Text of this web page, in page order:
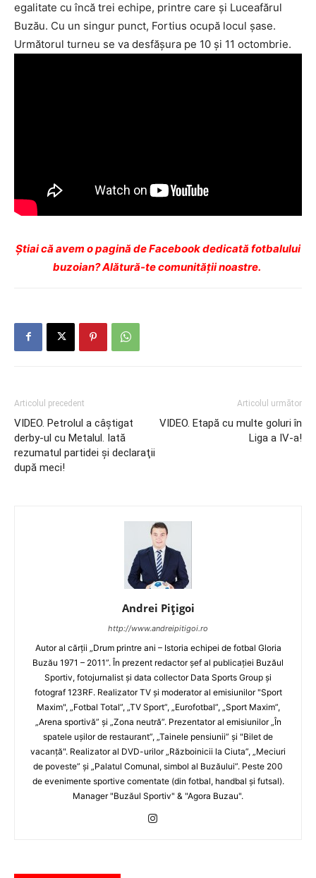
egalitate cu încă trei echipe, printre care şi Luceafărul
Buzău. Cu un singur punct, Fortius ocupă locul şase.
Următorul turneu se va desfăşura pe 10 şi 11 octombrie.
Ştiai că avem o pagină de Facebook dedicată fotbalului
buzoian? Alătură-te comunității noastre.
Articolul precedent
VIDEO. Petrolul a câştigat
derby-ul cu Metalul. Iată
rezumatul partidei şi declaraţii
după meci!
Articolul următor
VIDEO. Etapă cu multe goluri în
Liga a IV-a!
Andrei Pițigoi
http://www.andreipitigoi.ro
Autor al cărţii „Drum printre ani – Istoria echipei de fotbal Gloria
Buzău 1971 – 2011”. În prezent redactor şef al publicaţiei Buzăul
Sportiv, fotojurnalist şi data collector Data Sports Group şi
fotograf 123RF. Realizator TV şi moderator al emisiunilor "Sport
Maxim", „Fotbal Total”, „TV Sport”, „Eurofotbal”, „Sport Maxim”,
„Arena sportivă” şi „Zona neutră”. Prezentator al emisiunilor „În
spatele uşilor de restaurant”, „Tainele pensiunii” şi "Bilet de
vacanţă". Realizator al DVD-urilor „Războinicii la Ciuta”, „Meciuri
de poveste” şi „Palatul Comunal, simbol al Buzăului”. Peste 200
de evenimente sportive comentate (din fotbal, handbal şi futsal).
Manager "Buzăul Sportiv" & "Agora Buzau".